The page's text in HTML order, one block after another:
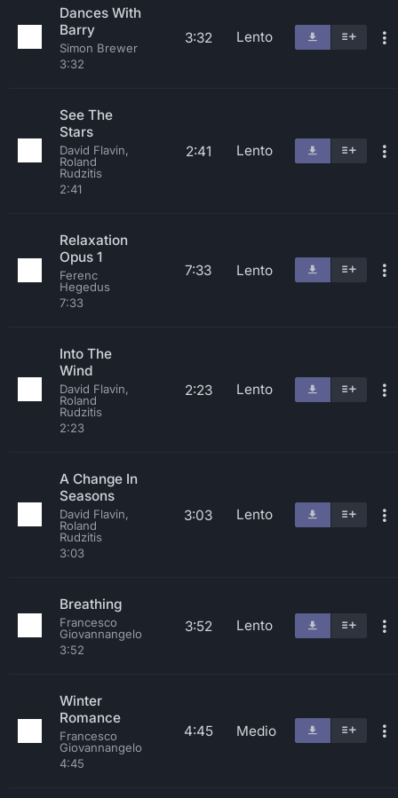
Dances With
Barry
Simon Brewer
3:32
3:32 Lento
See The
Stars
David Flavin,
Roland
Rudzitis
2:41
2:41 Lento
Relaxation
Opus 1
Ferenc
Hegedus
7:33
7:33 Lento
Into The
Wind
David Flavin,
Roland
Rudzitis
2:23
2:23 Lento
A Change In
Seasons
David Flavin,
Roland
Rudzitis
3:03
3:03 Lento
Breathing
Francesco
Giovannangelo
3:52
3:52 Lento
Winter
Romance
Francesco
Giovannangelo
4:45
4:45 Medio